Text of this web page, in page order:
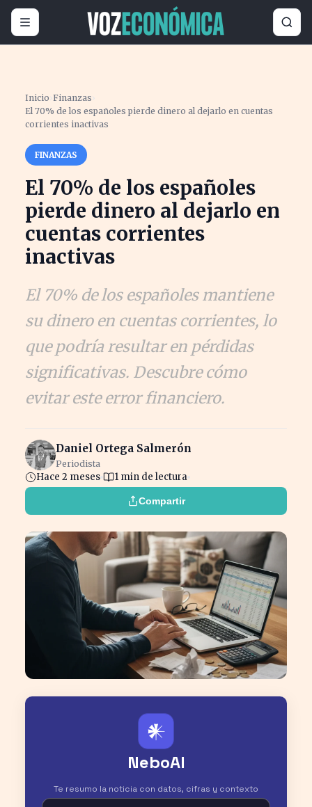
Inicio ›Finanzas ›
El 70% de los españoles pierde dinero al dejarlo en cuentas
corrientes inactivas
FINANZAS
El 70% de los españoles
pierde dinero al dejarlo en
cuentas corrientes
inactivas
El 70% de los españoles mantiene
su dinero en cuentas corrientes, lo
que podría resultar en pérdidas
significativas. Descubre cómo
evitar este error financiero.
Daniel Ortega Salmerón
Periodista
Hace 2 meses 1 min de lectura
Compartir
𒀭
NeboAI
Te resumo la noticia con datos, cifras y contexto